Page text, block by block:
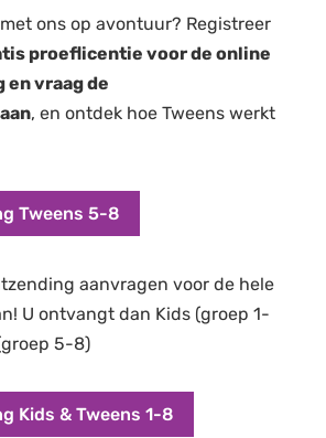
ons op avontuur? Registreer
proeflicentie voor de online
vraag de
, en ontdek hoe Tweens werkt
Tweens 5-8
aanvragen voor de hele
U ontvangt dan Kids (groep 1-
5-8)
Kids & Tweens 1-8